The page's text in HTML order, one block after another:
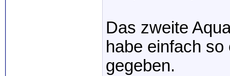
Das zweite
habe einfach
gegeben.